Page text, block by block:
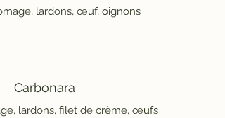
lardons, œuf, oignons
Carbonara
lardons, filet de crème, œufs